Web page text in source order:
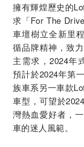
擁有輝煌歷史的
求「For The
車壇樹立全新里
循品牌精神，致
主需求，2024年
預計於2024年第
族車系另一車款
車型，可望於
灣熱血愛好者，
車的迷人風範。